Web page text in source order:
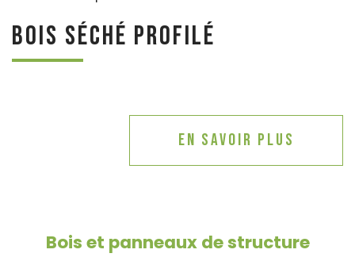
Bois séché profilé
En savoir plus
Bois et panneaux de structure